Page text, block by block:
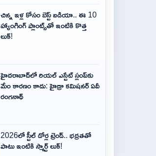
చిన్న ఇళ్ల కోసం బెస్ట్ ఐడియా.. ఈ 10
హ్యాంగింగ్ ప్లాంట్స్‌తో ఇంటికి కొత్త
లుక్!
హైదరాబాద్‌లో రియల్ ఎస్టేట్ స్లంప్‌కు
మేం కారణం కాదు: హైడ్రా కమిషనర్ ఏవీ
రంగనాథ్
2026లో స్టీల్ డోర్ల ట్రెండ్.. భద్రతతో
పాటు ఇంటికి స్మార్ట్ లుక్!